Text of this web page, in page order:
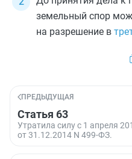
земельный спор
на разрешение в
ПРЕДЫДУЩАЯ
Статья 63
Утратила силу с 1 апреля
от 31.12.2014 N 499-ФЗ.